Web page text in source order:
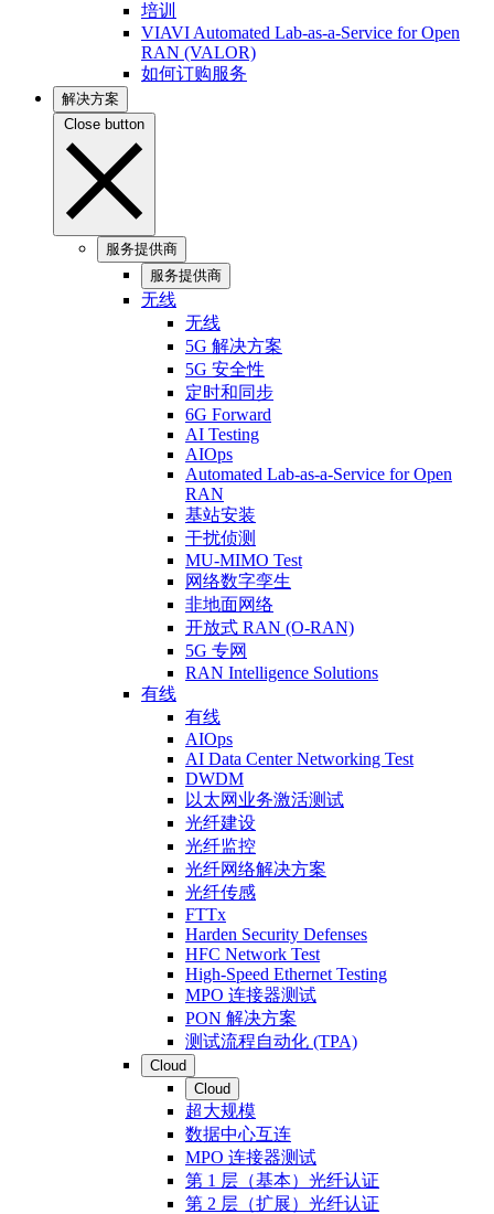
培训
VIAVI Automated Lab-as-a-Service for Open
RAN (VALOR)
如何订购服务
解决方案
Close button
服务提供商
服务提供商
无线
无线
5G 解决方案
5G 安全性
定时和同步
6G Forward
AI Testing
AIOps
Automated Lab-as-a-Service for Open
RAN
基站安装
干扰侦测
MU-MIMO Test
网络数字孪生
非地面网络
开放式 RAN (O-RAN)
5G 专网
RAN Intelligence Solutions
有线
有线
AIOps
AI Data Center Networking Test
DWDM
以太网业务激活测试
光纤建设
光纤监控
光纤网络解决方案
光纤传感
FTTx
Harden Security Defenses
HFC Network Test
High-Speed Ethernet Testing
MPO 连接器测试
PON 解决方案
测试流程自动化 (TPA)
Cloud
Cloud
超大规模
数据中心互连
MPO 连接器测试
第 1 层（基本）光纤认证
第 2 层（扩展）光纤认证